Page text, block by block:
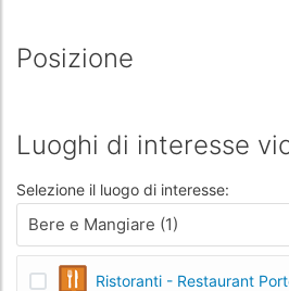
Posizione
Luoghi di interesse
Selezione il luogo di interesse:
Bere e Mangiare (1)
Ristoranti - Restaurant